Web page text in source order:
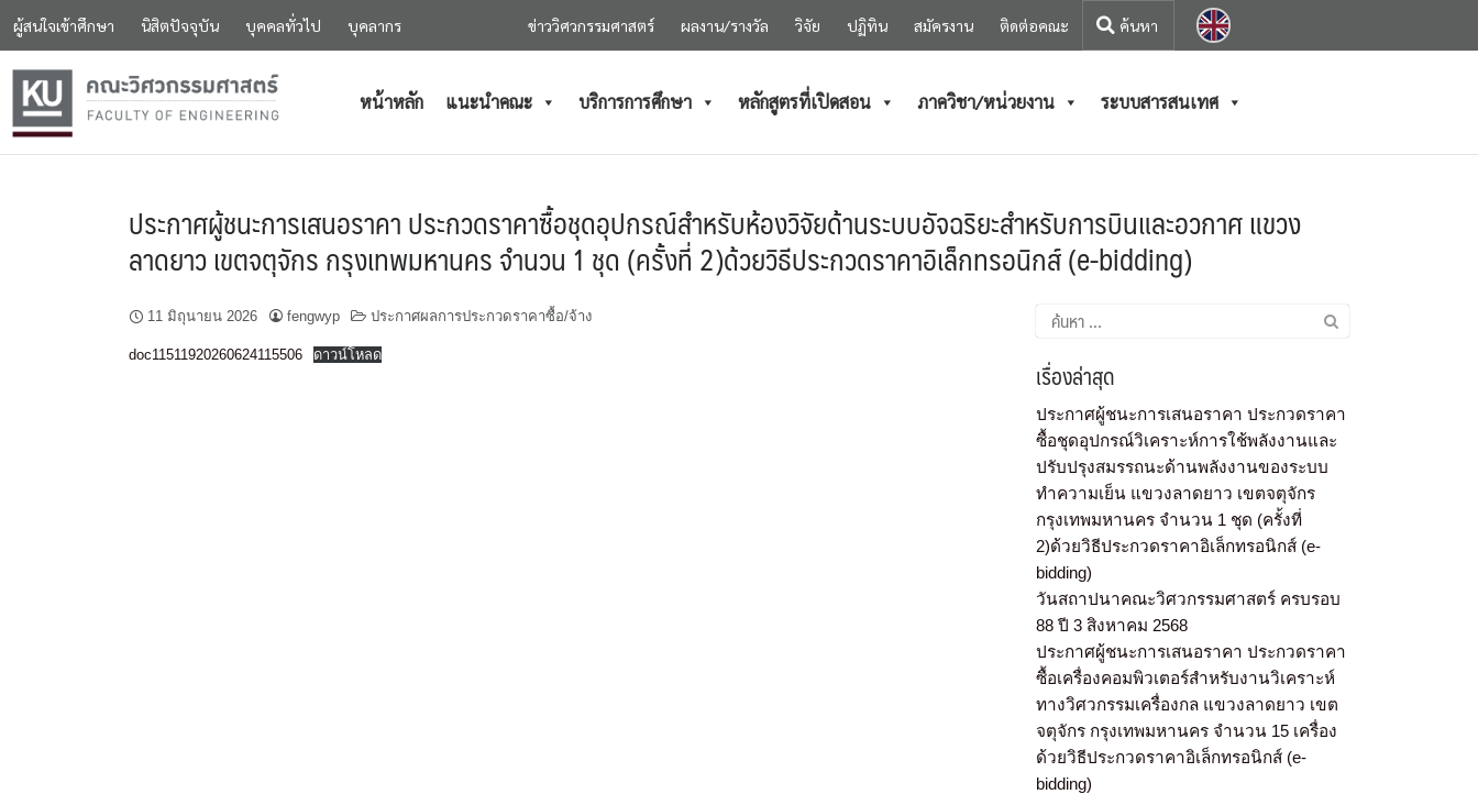
ผู้สนใจเข้าศึกษา นิสิตปัจจุบัน บุคคลทั่วไป บุคลากร ข่าววิศวกรรมศาสตร์ ผลงาน/รางวัล วิจัย ปฏิทิน สมัครงาน ติดต่อคณะ
หน้าหลัก แนะนำคณะ บริการการศึกษา หลักสูตรที่เปิดสอน ภาควิชา/หน่วยงาน ระบบสารสนเทศ
ประกาศผู้ชนะการเสนอราคา ประกวดราคาซื้อชุดอุปกรณ์สำหรับห้องวิจัยด้านระบบอัจฉริยะสำหรับการบินและอวกาศ แขวง
ลาดยาว เขตจตุจักร กรุงเทพมหานคร จำนวน 1 ชุด (ครั้งที่ 2)ด้วยวิธีประกวดราคาอิเล็กทรอนิกส์ (e-bidding)
11 มิถุนายน 2026 fengwyp ประกาศผลการประกวดราคาซื้อ/จ้าง
doc11511920260624115506 ดาวน์โหลด
เรื่องล่าสุด
ประกาศผู้ชนะการเสนอราคา ประกวดราคา
ซื้อชุดอุปกรณ์วิเคราะห์การใช้พลังงานและ
ปรับปรุงสมรรถนะด้านพลังงานของระบบ
ทำความเย็น แขวงลาดยาว เขตจตุจักร
กรุงเทพมหานคร จำนวน 1 ชุด (ครั้งที่
2)ด้วยวิธีประกวดราคาอิเล็กทรอนิกส์ (e-
bidding)
วันสถาปนาคณะวิศวกรรมศาสตร์ ครบรอบ
88 ปี 3 สิงหาคม 2568
ประกาศผู้ชนะการเสนอราคา ประกวดราคา
ซื้อเครื่องคอมพิวเตอร์สำหรับงานวิเคราะห์
ทางวิศวกรรมเครื่องกล แขวงลาดยาว เขต
จตุจักร กรุงเทพมหานคร จำนวน 15 เครื่อง
ด้วยวิธีประกวดราคาอิเล็กทรอนิกส์ (e-
bidding)